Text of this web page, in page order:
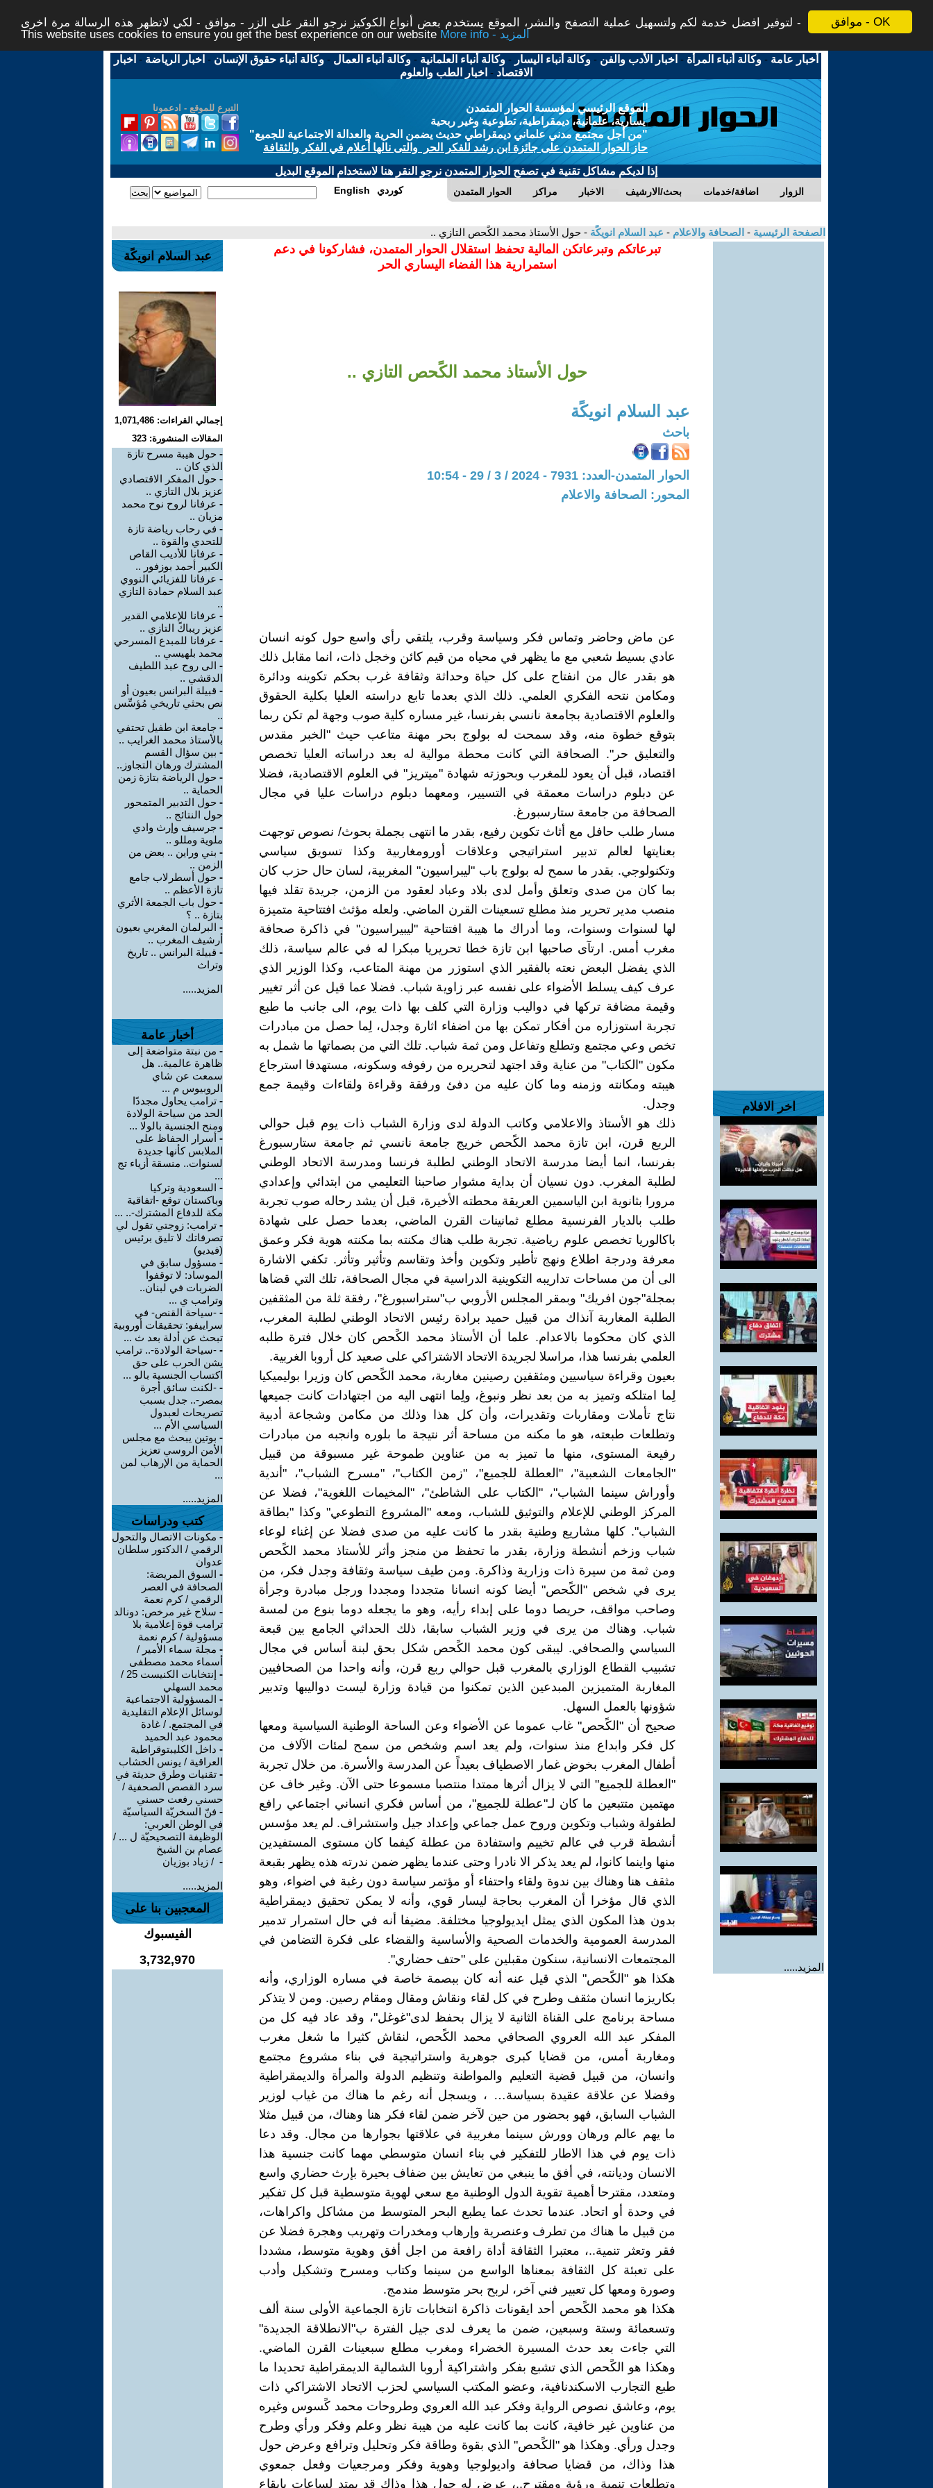
موافق - OK
لتوفير افضل خدمة لكم ولتسهيل عملية التصفح والنشر، الموقع يستخدم بعض أنواع الكوكيز نرجو النقر على الزر - موافق - لكي لاتظهر هذه الرسالة مرة اخرى -
This website uses cookies to ensure you get the best experience on our website
More info - المزيد
أخبار عامة -وكالة أنباء المرأة - اخبار الأدب والفن -وكالة أنباء اليسار -وكالة أنباء العلمانية -وكالة أنباء العمال -وكالة أنباء حقوق الإنسان - اخبار الرياضة - اخبار
الاقتصاد - اخبار الطب والعلوم
التبرع للموقع - ادعمونا
الموقع الرئيسي لمؤسسة الحوار المتمدن
يسارية، علمانية، ديمقراطية، تطوعية وغير ربحية
"من أجل مجتمع مدني علماني ديمقراطي حديث يضمن الحرية والعدالة الاجتماعية للجميع"
حاز الحوار المتمدن على جائزة ابن رشد للفكر الحر والتى نالها أعلام في الفكر والثقافة
إذا لديكم مشاكل تقنية في تصفح الحوار المتمدن نرجو النقر هنا لاستخدام الموقع البديل
الحوار المتمدن مراكز الاخبار بحث/الارشيف اضافة/خدمات الزوار English كوردي
الصفحة الرئيسية - الصحافة والاعلام - عبد السلام انويكًة - حول الأستاذ محمد الكًحص التازي ..
اخر الافلام
المزيد.....
تبرعاتكم وتبرعاتكن المالية تحفظ استقلال الحوار المتمدن، فشاركونا في دعم
استمرارية هذا الفضاء اليساري الحر
حول الأستاذ محمد الكًحص التازي ..
عبد السلام انويكًة
باحث
الحوار المتمدن-العدد: 7931 - 2024 / 3 / 29 - 10:54
المحور: الصحافة والاعلام
عن ماض وحاضر وتماس فكر وسياسة وقرب، يلتقي رأي واسع حول كونه انسان
عادي بسيط شعبي مع ما يظهر في محياه من قيم كائن وخجل ذات، انما مقابل ذلك
هو بقدر عال من انفتاح على كل حياة وحداثة وثقافة غرب بحكم تكوينه ودائرة
ومكامن نتحه الفكري العلمي. ذلك الذي بعدما تابع دراسته العليا بكلية الحقوق
والعلوم الاقتصادية بجامعة نانسي بفرنسا، غير مساره كلية صوب وجهة لم تكن ربما
بتوقع خطوة منه، وقد سمحت له بولوج بحر مهنة متاعب حيث "الخبر مقدس
والتعليق حر". الصحافة التي كانت محطة موالية له بعد دراساته العليا تخصص
اقتصاد، قبل أن يعود للمغرب وبحوزته شهادة "ميتريز" في العلوم الاقتصادية، فضلا
عن دبلوم دراسات معمقة في التسيير، ومعهما دبلوم دراسات عليا في مجال
الصحافة من جامعة ستارسبورغ.
مسار طلب حافل مع أثاث تكوين رفيع، بقدر ما انتهى بجملة بحوث/ نصوص توجهت
بعنايتها لعالم تدبير استراتيجي وعلاقات أورومغاربية وكذا تسويق سياسي
وتكنولوجي. بقدر ما سمح له بولوج باب "ليبراسيون" المغربية، لسان حال حزب كان
بما كان من صدى وتعلق وأمل لدى بلاد وعباد لعقود من الزمن، جريدة تقلد فيها
منصب مدير تحرير منذ مطلع تسعينات القرن الماضي. ولعله مؤثث افتتاحية متميزة
لها لسنوات وسنوات، وما أدراك ما هيبة افتتاحية "ليبيراسيون" في ذاكرة صحافة
مغرب أمس. ارتآى صاحبها ابن تازة خطا تحريريا مبكرا له في عالم سياسة، ذلك
الذي يفضل البعض نعته بالفقير الذي استوزر من مهنة المتاعب، وكذا الوزير الذي
عرف كيف يسلط الأضواء على نفسه عبر زاوية شباب. فضلا عما قيل عن أثر تغيير
وقيمة مضافة تركها في دواليب وزارة التي كلف بها ذات يوم، الى جانب ما طبع
تجربة استوزاره من أفكار تمكن بها من اضفاء اثارة وجدل، لِما حصل من مبادرات
تخص وعي مجتمع وتطلع وتفاعل ومن ثمة شباب. تلك التي من بصماتها ما شمل به
مكون "الكتاب" من عناية وقد اجتهد لتحريره من رفوفه وسكونه، مستهدفا استرجاع
هيبته ومكانته وزمنه وما كان عليه من دفئ ورفقة وقراءة ولقاءات وقيمة جمع
وجدل.
ذلك هو الأستاذ والاعلامي وكاتب الدولة لدى وزارة الشباب ذات يوم قبل حوالي
الربع قرن، ابن تازة محمد الكًحص خريج جامعة نانسي ثم جامعة ستارسبورغ
بفرنسا، انما أيضا مدرسة الاتحاد الوطني لطلبة فرنسا ومدرسة الاتحاد الوطني
لطلبة المغرب. دون نسيان أن بداية مشوار صاحبنا التعليمي من ابتدائي وإعدادي
مرورا بثانوية ابن الياسمين العريقة محطته الأخيرة، قبل أن يشد رحاله صوب تجربة
طلب بالديار الفرنسية مطلع ثمانينات القرن الماضي، بعدما حصل على شهادة
باكالوريا تخصص علوم رياضية. تجربة طلب هناك مكنته بما مكنته هوية فكر وعمق
معرفة ودرجة اطلاع ونهج تأطير وتكوين وأخذ وتقاسم وتأثير وتأثر. تكفي الاشارة
الى أن من مساحات تداريبه التكوينية الدراسية في مجال الصحافة، تلك التي قضاها
بمجلة"جون افريك" وبمقر المجلس الأروبي ب"ستراسبورغ"، رفقة ثلة من المثقفين
الطلبة المغاربة آنذاك من قبيل حميد برادة رئيس الاتحاد الوطني لطلبة المغرب،
الذي كان محكوما بالاعدام. علما أن الأستاذ محمد الكًحص كان خلال فترة طلبه
العلمي بفرنسا هذا، مراسلا لجريدة الاتحاد الاشتراكي على صعيد كل أروبا الغربية.
بعيون وقراءة سياسيين ومثقفين رصينين مغاربة، محمد الكًحص كان وزيرا بوليميكيا
لِما امتلكه وتميز به من بعد نظر ونبوغ، ولِما انتهى اليه من اجتهادات كانت جميعها
نتاج تأملات ومقاربات وتقديرات، وأن كل هذا وذلك من مكامن وشجاعة أدبية
وتطلعات طبعته، هو ما مكنه من مساحة أثر نتيجة ما بلوره وانجبه من مبادرات
رفيعة المستوى، منها ما تميز به من عناوين طموحة غير مسبوقة من قبيل
"الجامعات الشعبية"، "العطلة للجميع"، "زمن الكتاب"، "مسرح الشباب"، "أندية
وأوراش سينما الشباب"، "الكتاب على الشاطئ"، "المخيمات اللغوية"، فضلا عن
المركز الوطني للإعلام والتوثيق للشباب، ومعه "المشروع التطوعي" وكذا "بطاقة
الشباب". كلها مشاريع وطنية بقدر ما كانت عليه من صدى فضلا عن إغناء لوعاء
شباب وزخم أنشطة وزارة، بقدر ما تحفظ من منجز وأثر للأستاذ محمد الكًحص
ومن ثمة من سيرة ذات وزارية وذاكرة. ومن طيف سياسة وثقافة وجدل فكر، من
يرى في شخص "الكًحص" أيضا كونه انسانا متجددا ومجددا ورجل مبادرة وجرأة
وصاحب مواقف، حريصا دوما على إبداء رأيه، وهو ما يجعله دوما بنوع من لمسة
شباب. وهناك من يرى في وزير الشباب سابقا، ذلك الحداثي الجامع بين قبعة
السياسي والصحافي. ليبقى كون محمد الكًحص شكل بحق لبنة أساس في مجال
تشبيب القطاع الوزاري بالمغرب قبل حوالي ربع قرن، وأنه واحدا من الصحافيين
المغاربة المتميزين المبدعين الذين تمكنوا من قيادة وزارة ليست دواليبها وتدبير
شؤونها بالعمل السهل.
صحيح أن "الكًحص" غاب عموما عن الأضواء وعن الساحة الوطنية السياسية ومعها
كل فكر وابداع منذ سنوات، ولم يعد اسم وشخص من سمح لمئات الآلاف من
أطفال المغرب بخوض غمار الاصطياف بعيداً عن المدرسة والأسرة. من خلال تجربة
"العطلة للجميع" التي لا يزال أثرها ممتدا منتصبا مسموعا حتى الآن. وغير خاف عن
مهتمين متتبعين ما كان لـ"عطلة للجميع"، من أساس فكري انساني اجتماعي رافع
لطفولة وشباب وتكوين وروح عمل جماعي وإعداد جيل واستشراف. لم يعد مؤسس
أنشطة قرب في عالم تخييم واستفادة من عطلة كيفما كان مستوى المستفيدين
منها واينما كانوا، لم يعد يذكر الا نادرا وحتى عندما يظهر ضمن ندرته هذه يظهر بقبعة
مثقف هنا وهناك بين ندوة ولقاء واحتفاء أو مؤتمر سياسة دون رغبة في اضواء، وهو
الذي قال مؤخرا أن المغرب بحاجة ليسار قوي، وأنه لا يمكن تحقيق ديمقراطية
بدون هذا المكون الذي يمثل ايديولوجيا مختلفة. مضيفا أنه في حال استمرار تدمير
المدرسة العمومية والخدمات الصحية والأساسية والقضاء على فكرة التضامن في
المجتمعات الانسانية، سنكون مقبلين على "حتف حضاري".
هكذا هو "الكًحص" الذي قيل عنه أنه كان ببصمة خاصة في مساره الوزاري، وأنه
بكاريزما انسان مثقف وطرح في كل لقاء ونقاش ومقال ومقام رصين. ومن لا يتذكر
مساحة برنامج على القناة الثانية لا يزال بحفظ لدى"غوغل"، وقد عاد فيه كل من
المفكر عبد الله العروي الصحافي محمد الكًحص، لنقاش كثيرا ما شغل مغرب
ومغاربة أمس، من قضايا كبرى جوهرية واستراتيجية في بناء مشروع مجتمع
وانسان، من قبيل قضية التعليم والمواطنة وتنظيم الدولة والمرأة والديمقراطية
وفضلا عن علاقة عقيدة بسياسة… ، ويسجل أنه رغم ما هناك من غياب لوزير
الشباب السابق، فهو بحضور من حين لآخر ضمن لقاء فكر هنا وهناك، من قبيل مثلا
ما يهم عالم ورهان وورش سينما مغربية في علاقتها بجوارها من مجال. وقد دعا
ذات يوم في هذا الاطار للتفكير في بناء انسان متوسطي مهما كانت جنسية هذا
الانسان وديانته، في أفق ما ينبغي من تعايش بين ضفاف بحيرة بإرث حضاري واسع
ومتعدد، مقترحا أهمية تقوية الدول الوطنية مع سعي لهوية متوسطية قبل كل تفكير
في وحدة أو اتحاد. عندما تحدث عما يطبع البحر المتوسط من مشاكل واكراهات،
من قبيل ما هناك من تطرف وعنصرية وإرهاب ومخدرات وتهريب وهجرة فضلا عن
فقر وتعثر تنمية..، معتبرا الثقافة أداة رافعة من اجل أفق وهوية متوسط، مشددا
على تعبئة كل الثقافة بمعناها الواسع من سينما وكتاب ومسرح وتشكيل وأدب
وصورة ومعها كل تعبير فني آخر، لربح بحر متوسط مندمج.
هكذا هو محمد الكًحص أحد ايقونات ذاكرة انتخابات تازة الجماعية الأولى سنة ألف
وتسعمائة وستة وسبعين، ضمن ما يعرف لدى جيل الفترة ب"الانطلاقة الجديدة"
التي جاءت بعد حدث المسيرة الخضراء ومغرب مطلع سبعينات القرن الماضي.
وهكذا هو الكًحص الذي تشبع بفكر واشتراكية أروبا الشمالية الديمقراطية تحديدا ما
طبع التجارب الاسكندنافية، وعضو المكتب السياسي لحزب الاتحاد الاشتراكي ذات
يوم، وعاشق نصوص الرواية وفكر عبد الله العروي وطروحات محمد كًسوس وغيره
من عناوين غير خافية، كانت بما كانت عليه من هيبة نظر وعلم وفكر ورأي وطرح
وجدل ورأي. وهكذا هو "الكًحص" الذي بقوة وطاقة فكر وتحليل وترافع وعرض حول
هذا وذاك، من قضايا صحافة واديولوجيا وهوية وفكر ومرجعيات وفعل جمعوي
وتطلعات تنمية ورؤية ومقترح..، عرض له حول هذا وذاك قد يمتد لساعات بايقاع
عبد السلام انويكًة
إجمالي القراءات: 1,071,486
المقالات المنشورة: 323
- حول هيبة مسرح تازة
الذي كان ..
- حول المفكر الاقتصادي
عزيز بلال التازي ..
- عرفانا لروح نوح محمد
مزيان ..
- في رحاب رياضة تازة
للتحدي والقوة ..
- عرفانا للأديب القاص
الكبير أحمد بوزفور ..
- عرفانا للفزيائي النووي
عبد السلام حمادة التازي
..
- عرفانا للإعلامي القدير
عزيز ريباكً التازي ..
- عرفانا للمبدع المسرحي
محمد بلهيسي ..
- الى روح عبد اللطيف
الدقشي ..
- قبيلة البرانس بعيون أو
نص بحثي تاريخي مُؤسِّس
..
- جامعة ابن طفيل تحتفي
بالأستاذ محمد الغرايب ..
- بين سؤال القسم
المشترك ورهان التجاوز..
- حول الرياضة بتازة زمن
الحماية ..
- حول التدبير المتمحور
حول النتائج ..
- جرسيف وإرث وادي
ملوية ومللو ..
- بني وراين .. بعض من
الزمن ..
- حول أسطرلاب جامع
تازة الأعظم ..
- حول باب الجمعة الأثري
بتازة .. ؟
- البرلمان المغربي بعيون
أرشيف المغرب ..
- قبيلة البرانس .. تاريخ
وتراث
المزيد.....
أخبار عامة
- من نبتة متواضعة إلى
ظاهرة عالمية.. هل
سمعت عن شاي
الروبيوس م ...
- ترامب يحاول مجددًا
الحد من سياحة الولادة
ومنح الجنسية بالولا ...
- أسرار الحفاظ على
الملابس كأنها جديدة
لسنوات.. منسقة أزياء تج
...
- السعودية وتركيا
وباكستان توقع -اتفاقية
مكة للدفاع المشترك-.. ...
- ترامب: زوجتي تقول لي
تصرفاتك لا تليق برئيس
(فيديو)
- مسؤول سابق في
الموساد: لا توقفوا
الضربات في لبنان..
وترامب ي ...
- -سياحة القنص- في
سراييفو: تحقيقات أوروبية
تبحث عن أدلة بعد ث ...
- -سياحة الولادة-.. ترامب
يشن الحرب على حق
اكتساب الجنسية بالو ...
- -لكنت سائق أجرة
بمصر-.. جدل بسبب
تصريحات لعبدول
السياسي الأم ...
- بوتين يبحث مع مجلس
الأمن الروسي تعزيز
الحماية من الإرهاب لمن
...
المزيد.....
كتب ودراسات
- مكونات الاتصال والتحول
الرقمي / الدكتور سلطان
عدوان
- السوق المريضة:
الصحافة في العصر
الرقمي / كرم نعمة
- سلاح غير مرخص: دونالد
ترامب قوة إعلامية بلا
مسؤولية / كرم نعمة
- مجلة سماء الأمير /
أسماء محمد مصطفى
-
إنتخابات الكنيست 25 /
محمد السهلي
- المسؤولية الاجتماعية
لوسائل الإعلام التقليدية
في المجتمع. / غادة
محمود عبد الحميد
- داخل الكليبتوقراطية
العراقية / يونس الخشاب
- تقنيات وطرق حديثة في
سرد القصص الصحفية /
حسني رفعت حسني
- فنّ السخريّة السياسيّة
في الوطن العربي:
الوظيفة التصحيحيّة ل ... /
عصام بن الشيخ
- ‏ / زياد بوزيان
المزيد.....
المعجبين بنا على
الفيسبوك
3,732,970